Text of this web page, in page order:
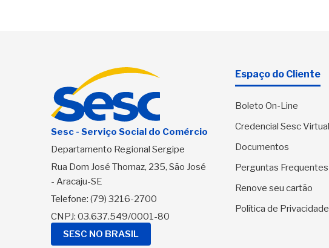
Sesc - Serviço Social do Comércio
Departamento Regional Sergipe
Rua Dom José Thomaz, 235, São José
- Aracaju-SE
Telefone: (79) 3216-2700
CNPJ: 03.637.549/0001-80
SESC NO BRASIL
Espaço do Cliente
Boleto On-Line
Credencial Sesc Virtual
Documentos
Perguntas Frequentes
Renove seu cartão
Política de Privacidade